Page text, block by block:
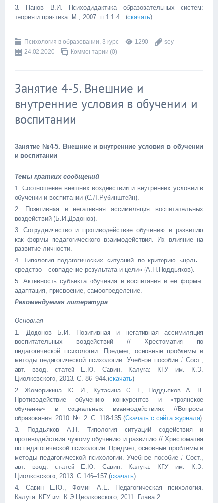
3. Панов В.И. Психодидактика образовательных систем:
теория и практика. М., 2007. п.1.1.4. .(скачать)
Психология в образовании, 3 курс 1290
sey
24.02.2020
Комментарии (0)
Занятие 4-5. Внешние и
внутренние условия в обучении и
воспитании
Занятие №4-5. Внешние и внутренние условия в обучении
и воспитании
Темы кратких сообщений
1. Соотношение внешних воздействий и внутренних условий в
обучении и воспитании (С.Л.Рубинштейн).
2. Позитивная и негативная ассимиляция воспитательных
воздействий (Б.И.Додонов).
3. Сотрудничество и противодействие обучению и развитию
как формы педагогического взаимодействия. Их влияние на
развитие личности.
4. Типология педагогических ситуаций по критерию «цель—
средство—совпадение результата и цели» (А.Н.Поддьяков).
5. Активность субъекта обучения и воспитания и её формы:
адаптация, присвоение, самоопределение.
Рекомендуемая литература
Основная
1. Додонов Б.И. Позитивная и негативная ассимиляция
воспитательных воздействий // Хрестоматия по
педагогической психологии. Предмет, основные проблемы и
методы педагогической психологии. Учебное пособие / Сост.,
авт. ввод. статей Е.Ю. Савин. Калуга: КГУ им. К.Э.
Циолковского, 2013. С. 86–944.(скачать)
2. Жемерикина Ю. И., Кутасина С. Г., Поддьяков А. Н.
Противодействие обучению конкурентов и «троянское
обучение» в социальных взаимодействиях //Вопросы
образования. 2010. №. 2. С. 118-135.(Скачать с сайта журнала)
3. Поддьяков А.Н. Типология ситуаций содействия и
противодействия чужому обучению и развитию // Хрестоматия
по педагогической психологии. Предмет, основные проблемы и
методы педагогической психологии. Учебное пособие / Сост.,
авт. ввод. статей Е.Ю. Савин. Калуга: КГУ им. К.Э.
Циолковского, 2013. С.146–157.(скачать)
4. Савин Е.Ю., Фомин А.Е. Педагогическая психология.
Калуга: КГУ им. К.Э.Циолковского, 2011. Глава 2.